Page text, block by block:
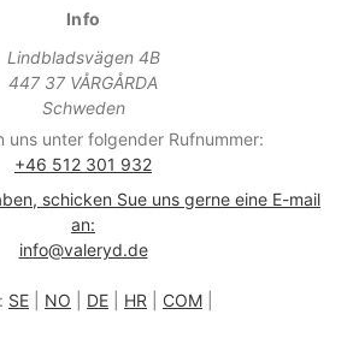
Info
Lindbladsvägen 4B
447 37 VÅRGÅRDA
Schweden
uns unter folgender Rufnummer:
+46 512 301 932
schicken Sue uns gerne eine E-mail
an:
info@valeryd.de
SE NO DE HR COM